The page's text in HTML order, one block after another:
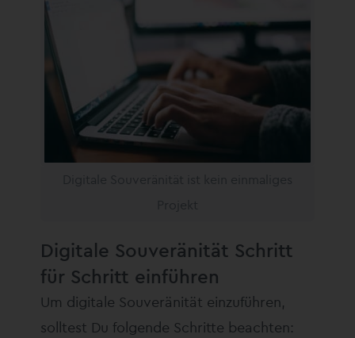
Digitale Souveränität Schritt
für Schritt einführen
Um digitale Souveränität einzuführen,
solltest Du folgende Schritte beachten: